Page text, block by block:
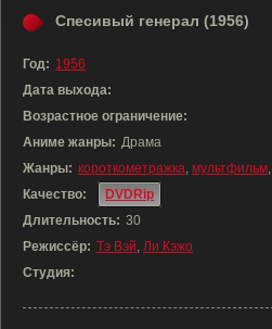
Спесивый генерал (1956)
Год: 1956
Дата выхода:
Возрастное ограничение:
Аниме жанры: Драма
Жанры: короткометражка, мультфильм,
Качество:
DVDRip
Длительность: 30
Режиссёр: Тэ Вэй, Ли Кэжо
Студия: